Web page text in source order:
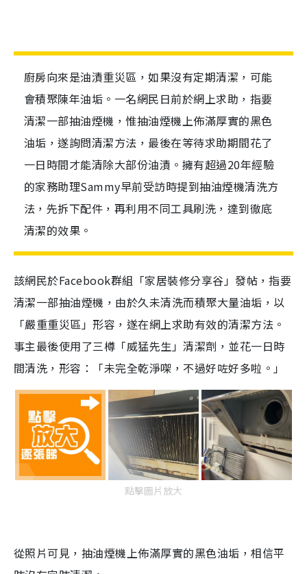
廚房向來是油漬重災區，如果沒有定期清潔，可能
會積聚陳年油垢。一名網民日前於網上求助，指要
清潔一部抽油煙機，惟抽油煙機上佈滿厚實的黑色
油垢，遂詢問清潔方法，最後在等待求助期間花了
一日時間才能清除大部份油漬。擁有超過20年經驗
的家務助理Sammy早前受訪時提到抽油煙機清洗方
法，先拆下配件，再利用不同工具刷洗，達到徹底
清潔的效果。
該網民於Facebook群組「家居裝修分享谷」發帖，指要
清潔一部抽油煙機，由於久未清洗而積聚大量油垢，以
「嚴重重災區」形容，遂在網上求助有效的清潔方法。
事主最後使用了三樽「威猛先生」清潔劑，並花一日時
間清洗，形容：「未完全乾淨㗎，不過好咗好多啦。」
點擊圖片放大
從照片可見，抽油煙機上佈滿厚實的黑色油垢，相信平